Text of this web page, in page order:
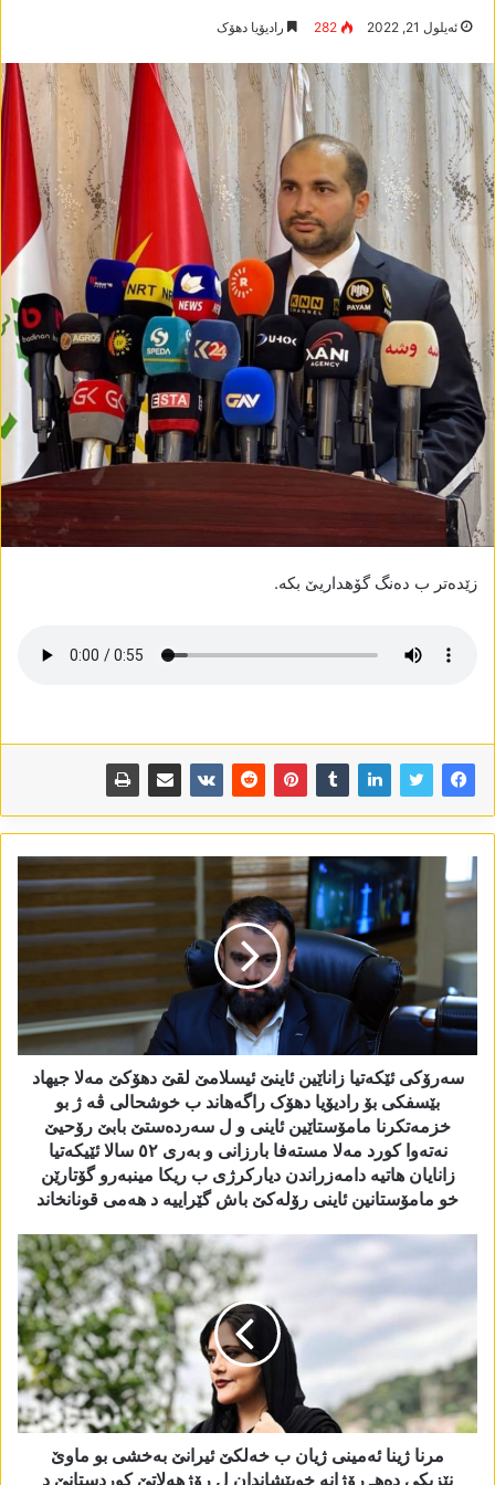
ئه‌یلول 21, 2022 282 رادیۆیا دھۆک
زێدەتر ب دەنگ گۆھداریێ بکە.
سەرۆکی ئێکەتیا زاناێین ئاینێ ئیسلامێ لقێ دھۆکێ مەلا جیھاد
بێسفکی بۆ رادیۆیا دھۆک راگەھاند ب خوشحالی ڤە ژ بو
خزمەتکرنا مامۆستاێین ئاینی و ل سەردەستێ بابێ رۆحیێ
نەتەوا کورد مەلا مستەفا بارزانی و بەری ٥٢ سالا ئێیکەتیا
زانایان ھاتیە دامەزراندن دیارکرژی ب ریکا مینبەرو گۆتارێن
خو مامۆستانین ئاینی رۆلەکێ باش گێراییە د ھەمی قونانخاند
مرنا ژینا ئەمینی ژیان ب خەلکێ ئیرانێ بەخشی بو ماوێ
نێزیکی دەھـ رۆژانە خوپێشاندان ل رۆژھەلاتێ کوردستانێ د